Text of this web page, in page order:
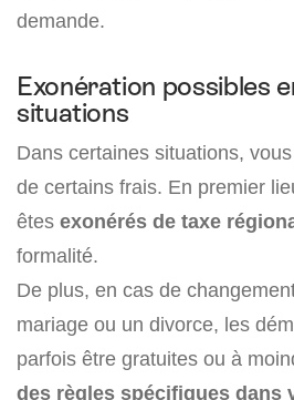
demande.
Exonération possibles
situations
Dans certaines situations,
de certains frais. En premier
êtes exonérés de taxe
formalité.
De plus, en cas de
mariage ou un divorce, les
parfois être gratuites ou à
des règles spécifiques dans